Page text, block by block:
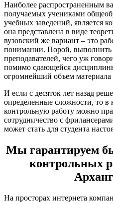
Наиболее распространенным
получаемых учениками
учебных заведений, является
она представлена в виде
вузовский же вариант – это
понимании. Порой, выполнить
преподавателей, чего уж
помимо сдающейся
огромнейший объем материала
И если с десяток лет назад
определенные сложности, то в
контрольную работу можно
сотрудничество с
может стать для студента
Мы гарантируем
контрольных
На просторах интернета